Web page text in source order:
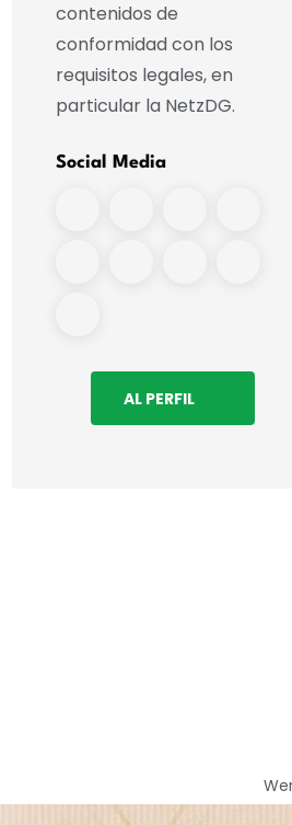
Las universidades al
una coalición advierte de
nuevos recortes
contenidos de
conformidad con los
requisitos legales, en
particular la NetzDG.
Social Media
AL PERFIL